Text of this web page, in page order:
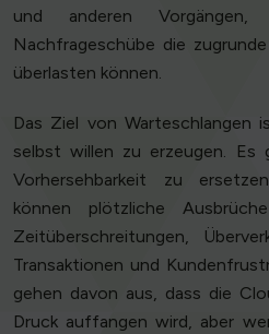
und anderen
Nachfrageschübe die
überlasten können.
Das Ziel von Warteschlangen
selbst willen zu erzeugen. Es
Vorhersehbarkeit zu
können plötzliche
Zeitüberschreitungen,
Transaktionen und
gehen davon aus, dass die
Druck auffangen wird, aber